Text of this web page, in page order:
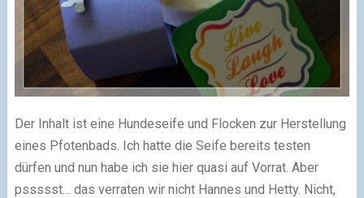
Der Inhalt ist eine Hundeseife und Flocken zur Herstellung
eines Pfotenbads. Ich hatte die Seife bereits testen
dürfen und nun habe ich sie hier quasi auf Vorrat. Aber
pssssst… das verraten wir nicht Hannes und Hetty. Nicht,